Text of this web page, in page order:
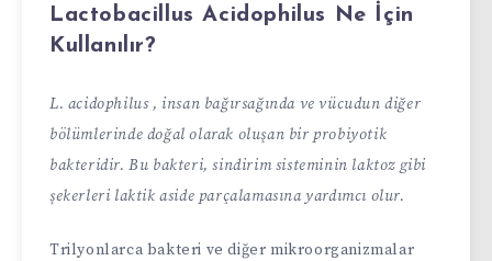
Lactobacillus Acidophilus Ne İçin
Kullanılır?
L. acidophilus , insan bağırsağında ve vücudun diğer
bölümlerinde doğal olarak oluşan bir probiyotik
bakteridir. Bu bakteri, sindirim sisteminin laktoz gibi
şekerleri laktik aside parçalamasına yardımcı olur.
Trilyonlarca bakteri ve diğer mikroorganizmalar